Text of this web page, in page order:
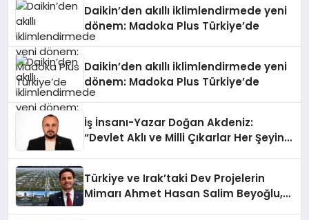
Daikin’den akıllı iklimlendirmede yeni
dönem: Madoka Plus Türkiye’de
Daikin’den akıllı iklimlendirmede yeni
dönem: Madoka Plus Türkiye’de
İş İnsanı-Yazar Doğan Akdeniz:
“Devlet Aklı ve Milli Çıkarlar Her Şeyin
Türkiye ve Irak’taki Dev Projelerin
Mimarı Ahmet Hasan Salim Beyoğlu,